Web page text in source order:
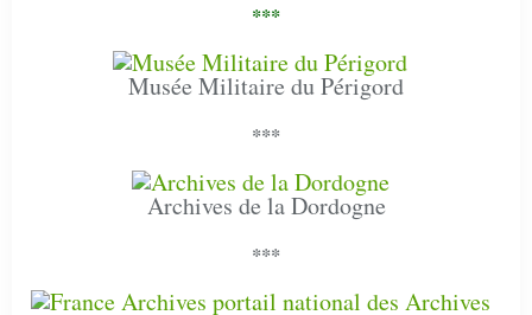
***
Musée Militaire du Périgord
***
Archives de la Dordogne
***